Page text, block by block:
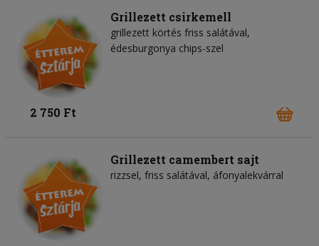
Grillezett csirkemell
grillezett körtés friss salátával,
édesburgonya chips-szel
2 750 Ft
Grillezett camembert sajt
rizzsel, friss salátával, áfonyalekvárral